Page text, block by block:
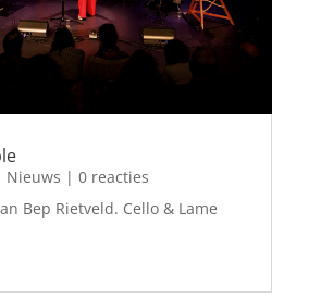
Nieuws | 0 reacties
Bep Rietveld. Cello & Lame